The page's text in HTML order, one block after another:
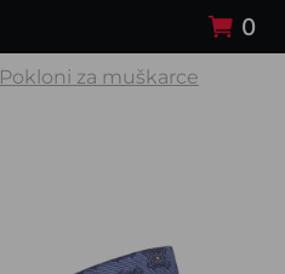
0
Pokloni za muškarce